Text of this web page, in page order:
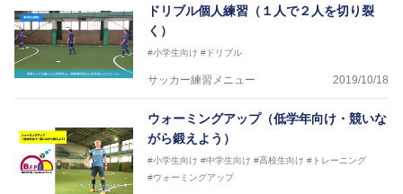
ドリブル個人練習（１人で２人を切り裂
く）
#小学生向け #ドリブル
サッカー練習メニュー 2019/10/18
ウォーミングアップ（低学年向け・競いな
がら鍛えよう）
#小学生向け #中学生向け #高校生向け #トレーニング
#ウォーミングアップ